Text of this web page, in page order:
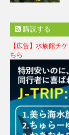
購読する
【広告】水族館チ
ちら